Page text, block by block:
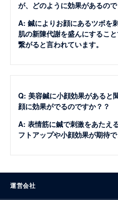
が、どのように効果があるの
A: 鍼によりお顔にあるツボを
肌の新陳代謝を盛んにするこ
繋がると言われています。
Q: 美容鍼に小顔効果があると
顔に効果がでるのですか？？
A: 表情筋に鍼で刺激をあたえ
フトアップや小顔効果が期待で
運営会社